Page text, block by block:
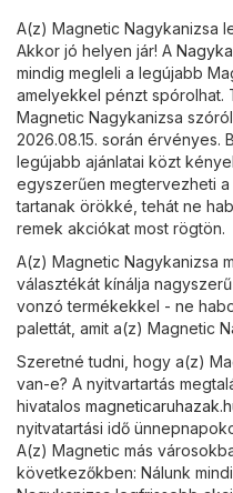
A(z) Magnetic Nagykanizsa
Akkor jó helyen jár! A
mindig megleli a legújabb
amelyekkel pénzt spórolhat.
Magnetic Nagykanizsa
2026.08.15. során érvényes.
legújabb ajánlatai közt
egyszerűen megtervezheti
tartanak örökké, tehát ne
remek akciókat most rögtön.
A(z) Magnetic Nagykanizsa
választékát kínálja
vonzó termékekkel - ne
palettát, amit a(z) Magnetic
Szeretné tudni, hogy a(z)
van-e? A nyitvartartás
hivatalos
nyitvatartási idő
A(z) Magnetic más
következőkben: Nálunk